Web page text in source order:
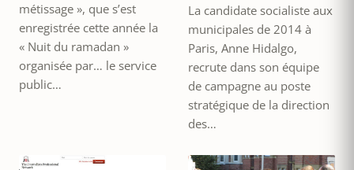
métissage », que s’est
enregistrée cette année la
« Nuit du ramadan »
organisée par… le service
public…
La candidate socialiste aux
municipales de 2014 à
Paris, Anne Hidalgo,
recrute dans son équipe
de campagne au poste
stratégique de la direction
des…